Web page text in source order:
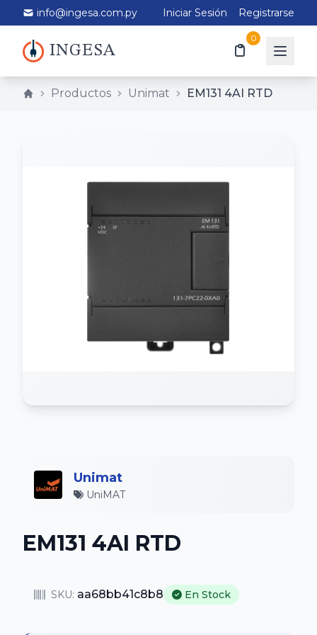
info@ingesa.com.py Iniciar Sesión Registrarse
INGESA
0
Productos Unimat EM131 4AI RTD
Unimat
UniMAT
EM131 4AI RTD
SKU: aa68bb41c8b8 En Stock